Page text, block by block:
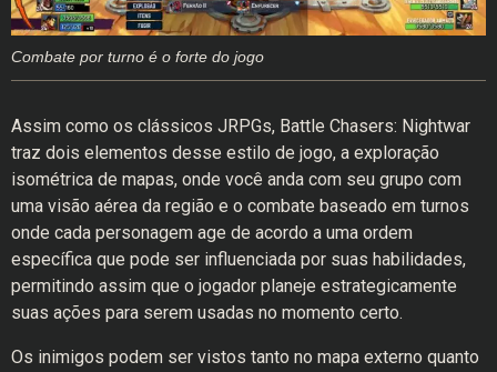
Combate por turno é o forte do jogo
Assim como os clássicos JRPGs, Battle Chasers: Nightwar
traz dois elementos desse estilo de jogo, a exploração
isométrica de mapas, onde você anda com seu grupo com
uma visão aérea da região e o combate baseado em turnos
onde cada personagem age de acordo a uma ordem
específica que pode ser influenciada por suas habilidades,
permitindo assim que o jogador planeje estrategicamente
suas ações para serem usadas no momento certo.
Os inimigos podem ser vistos tanto no mapa externo quanto